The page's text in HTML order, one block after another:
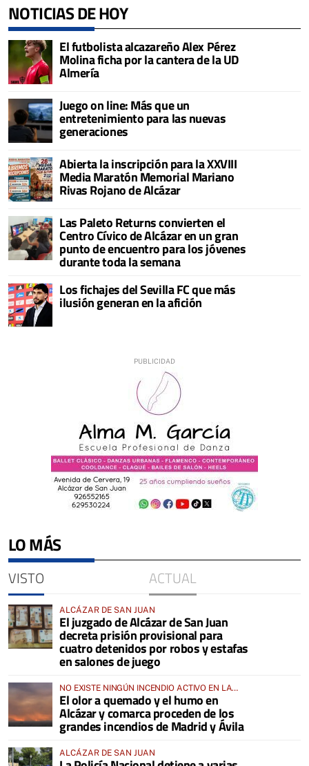
NOTICIAS DE HOY
El futbolista alcazareño Alex Pérez
Molina ficha por la cantera de la UD
Almería
Juego on line: Más que un
entretenimiento para las nuevas
generaciones
Abierta la inscripción para la XXVIII
Media Maratón Memorial Mariano
Rivas Rojano de Alcázar
Las Paleto Returns convierten el
Centro Cívico de Alcázar en un gran
punto de encuentro para los jóvenes
durante toda la semana
Los fichajes del Sevilla FC que más
ilusión generan en la afición
LO MÁS
VISTO ACTUAL
ALCÁZAR DE SAN JUAN
El juzgado de Alcázar de San Juan
decreta prisión provisional para
cuatro detenidos por robos y estafas
en salones de juego
NO EXISTE NINGÚN INCENDIO ACTIVO EN LA
COMARCA
El olor a quemado y el humo en
Alcázar y comarca proceden de los
grandes incendios de Madrid y Ávila
ALCÁZAR DE SAN JUAN